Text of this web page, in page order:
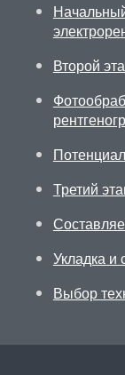
Второй
Третий
Укладка и
Выбор